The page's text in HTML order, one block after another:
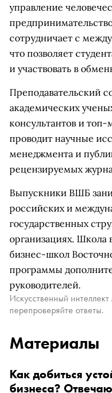
управление
сотрудничает с
что позволяет
и участвовать в
Преподавательский
академических
консультантов и
проводит научные
менеджмента и
рецензируемых
Выпускники ВШБ
российских и
государственных
организациях. Школа
бизнес-школ
программы
руководителей.
Искусственный
перепроверяйте ответы.
Материалы
Как добиться
бизнеса?